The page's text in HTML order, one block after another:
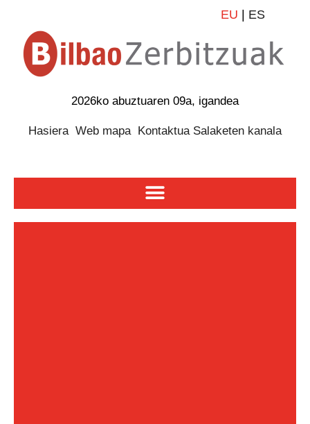
EU ES
2026ko abuztuaren 09a, igandea
Hasiera Web mapa Kontaktua Salaketen kanala